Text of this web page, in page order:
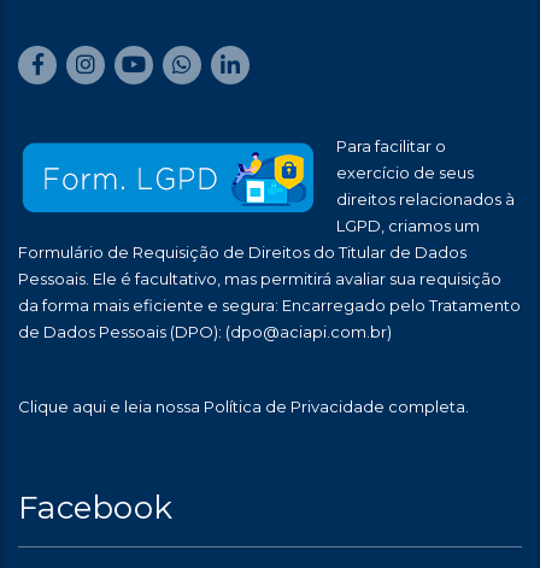
Para facilitar o
exercício de seus
direitos relacionados à
LGPD, criamos um
Formulário de Requisição de Direitos do Titular de Dados
Pessoais. Ele é facultativo, mas permitirá avaliar sua requisição
da forma mais eficiente e segura: Encarregado pelo Tratamento
de Dados Pessoais (DPO): (dpo@aciapi.com.br)
Clique aqui e leia nossa Política de Privacidade completa.
Facebook